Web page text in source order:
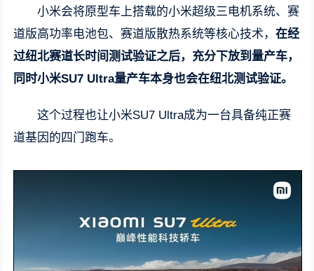
小米会将原型车上搭载的小米超级三电机系统、赛
道版高功率电池包、赛道版散热系统等核心技术，在经
过纽北赛道长时间测试验证之后，充分下放到量产车，
同时小米SU7 Ultra量产车本身也会在纽北测试验证。
这个过程也让小米SU7 Ultra成为一台具备纯正赛
道基因的四门跑车。